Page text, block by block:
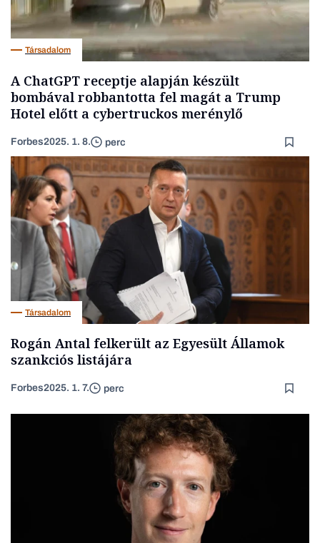
Társadalom
A ChatGPT receptje alapján készült
bombával robbantotta fel magát a Trump
Hotel előtt a cybertruckos merénylő
Forbes2025. 1. 8. perc
Társadalom
Rogán Antal felkerült az Egyesült Államok
szankciós listájára
Forbes2025. 1. 7. perc